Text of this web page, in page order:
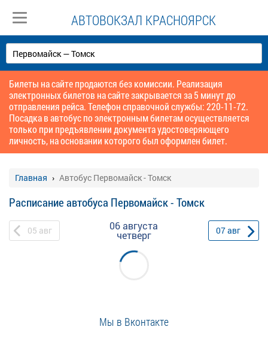
АВТОВОКЗАЛ КРАСНОЯРСК
Билеты на сайте продаются без комиссии. Реализация
электронных билетов на сайте закрывается за 5 минут до
отправления рейса. Телефон справочной службы: 220-11-72.
Посадка в автобус по электронным билетам осуществляется
только при предъявлении документа удостоверяющего
личность, на основании которого был оформлен билет.
Главная Автобус Первомайск - Томск
Расписание автобуса Первомайск - Томск
05 авг 06 августа
четверг 07авг
Мы в Вконтакте